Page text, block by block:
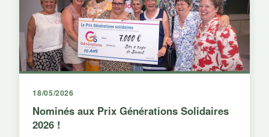
18/05/2026
Nominés aux Prix Générations Solidaires
2026 !